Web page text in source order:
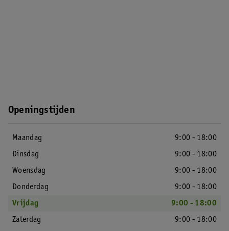
Openingstijden
Maandag
9:00 - 18:00
Dinsdag
9:00 - 18:00
Woensdag
9:00 - 18:00
Donderdag
9:00 - 18:00
Vrijdag
9:00 - 18:00
Zaterdag
9:00 - 18:00